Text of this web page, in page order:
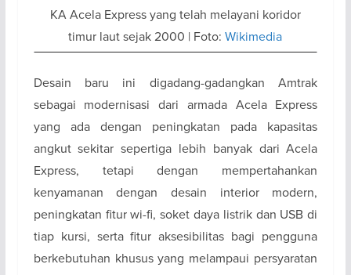
KA Acela Express yang telah melayani koridor
timur laut sejak 2000 | Foto:Wikimedia
Desain baru ini digadang-gadangkan Amtrak
sebagai modernisasi dari armada Acela Express
yang ada dengan peningkatan pada kapasitas
angkut sekitar sepertiga lebih banyak dari Acela
Express, tetapi dengan mempertahankan
kenyamanan dengan desain interior modern,
peningkatan fitur wi-fi, soket daya listrik dan USB di
tiap kursi, serta fitur aksesibilitas bagi pengguna
berkebutuhan khusus yang melampaui persyaratan